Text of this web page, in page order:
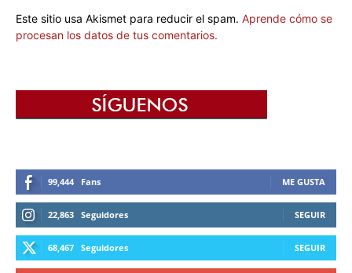
Este sitio usa Akismet para reducir el spam. Aprende cómo se
procesan los datos de tus comentarios.
99,444 Fans ME GUSTA
22,863 Seguidores SEGUIR
68,467 Seguidores SEGUIR